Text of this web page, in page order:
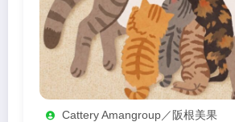
Cattery Amangroup／阪根美果